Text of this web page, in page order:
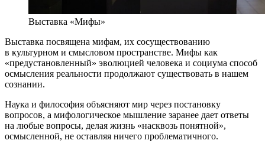
Выставка «Мифы»
Выставка посвящена мифам, их сосуществованию
в культурном и смысловом пространстве. Мифы как
«предустановленный» эволюцией человека и социума способ
осмысления реальности продолжают существовать в нашем
сознании.
Наука и философия объясняют мир через постановку
вопросов, а мифологическое мышление заранее дает ответы
на любые вопросы, делая жизнь «насквозь понятной»,
осмысленной, не оставляя ничего проблематичного.